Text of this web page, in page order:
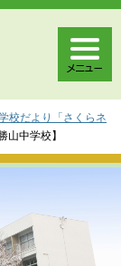
校だより「さくらネ
山中学校】